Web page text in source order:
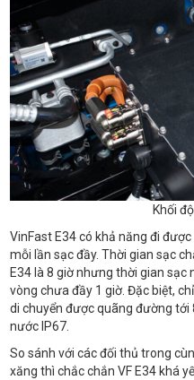
Khối
VinFast E34 có khả năng đi
mỗi lần sạc đầy. Thời gian sạc
E34 là 8 giờ nhưng thời gian
vòng chưa đầy 1 giờ. Đặc biệt,
di chuyển được quãng đường
nước IP67.
So sánh với các đối thủ trong
xăng thì chắc chắn VF E34 khá